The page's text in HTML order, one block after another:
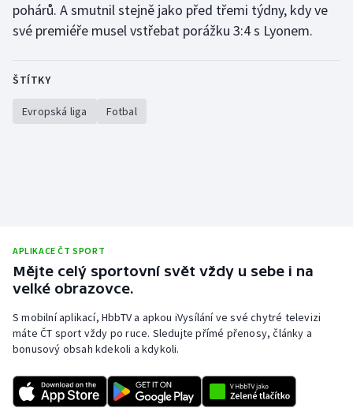
pohárů. A smutnil stejně jako před třemi týdny, kdy ve
své premiéře musel vstřebat porážku 3:4 s Lyonem.
ŠTÍTKY
Evropská liga Fotbal
APLIKACE ČT SPORT
Mějte celý sportovní svět vždy u sebe i na
velké obrazovce.
S mobilní aplikací, HbbTV a apkou iVysílání ve své chytré televizi
máte ČT sport vždy po ruce. Sledujte přímé přenosy, články a
bonusový obsah kdekoli a kdykoli.